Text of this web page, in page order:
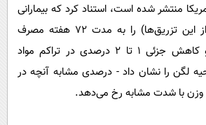
منتشر شده است، استناد کرد که بیمارانی
را که ترزیپاتید (یکی از این تزریق‌ها) را به مدت ۷۲ هفته مصرف
می‌کردند، دنبال کرد و کاهش جزئی ۱ تا ۲ درصدی در تراکم مواد
لگن را نشان داد - درصدی مشابه آنچه در
با شدت مشابه رخ می‌دهد.